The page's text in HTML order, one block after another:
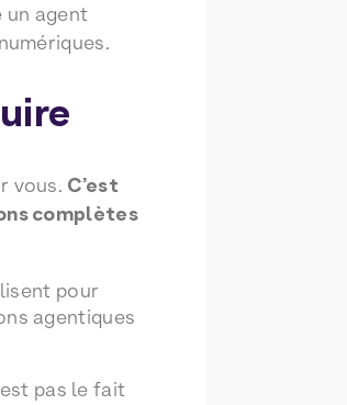
agent
vous. C’est
complètes
pour
agentiques
pas le fait